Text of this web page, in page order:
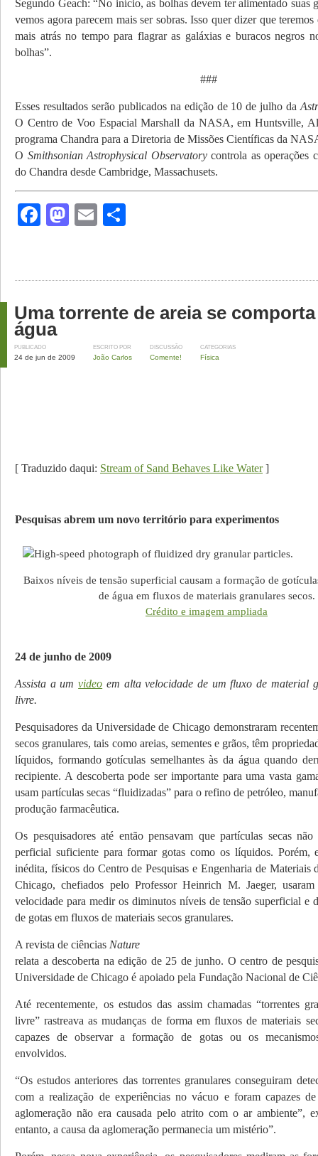
Segundo Geach: “No início, as bolhas devem ter alimentado suas
vemos agora parecem mais ser sobras. Isso quer dizer que
mais atrás no tempo para flagrar as galáxias e buracos negros
bolhas”.
###
Esses resultados serão publicados na edição de 10 de julho da
O Centro de Voo Espacial Marshall da NASA, em Huntsville,
programa Chandra para a Diretoria de Missões Científicas da
O Smithsonian Astrophysical Observatorycontrola as opera­ções
do Chandra desde Cambridge, Massachusets.
Facebook
Mastodon
Email
Uma torrente de areia se
água
PUBLICADO
24 de jun de 2009
ESCRITO POR
João Carlos
DISCUSSÃO
Comente!
CATEGORIAS
Física
[ Traduzido daqui: Stream of Sand Behaves Like Water]
Pesquisas abrem um novo território para experimentos
Baixos níveis de tensão superficial causam a formação de
de água em fluxos de materiais granulares secos.
Crédito e imagem ampliada
24 de junho de 2009
Assista a umvideo em alta velocidade de um fluxo de material
livre.
Pesquisadores da Universidade de Chicago demonstraram
secos granulares, tais como areias, sementes e grãos, têm
líquidos, formando gotículas semelhantes às da água quando
recipiente. A descoberta pode ser importante para uma vasta
usam partículas secas “fluidizadas” para o refino de petróleo,
produção farmacêutica.
Os pesquisadores até então pensavam que partículas secas
perficial suficiente para formar gotas como os líquidos. Porém,
inédita, físicos do Centro de Pesquisas e Engenharia de Materiais
Chicago, chefiados pelo Professor Heinrich M. Jaeger,
velocidade para medir os diminutos níveis de tensão super­ficial e
de gotas em fluxos de materiais secos granulares.
A revista de ciências Nature
relata a descoberta na edição de 25 de junho. O centro de
Universidade de Chicago é apoiado pela Fundação Nacional de
Até recentemente, os estudos das assim chamadas “torrentes
livre” rastreava as mudanças de forma em fluxos de materiais
capazes de observar a formação de gotas ou os
envolvidos.
“Os estudos anteriores das torrentes granulares conseguiram
com a realização de experiências no vácuo e foram capazes
aglomeração não era causada pelo atrito com o ar ambiente”,
entanto, a causa da aglomeração permanecia um mistério”.